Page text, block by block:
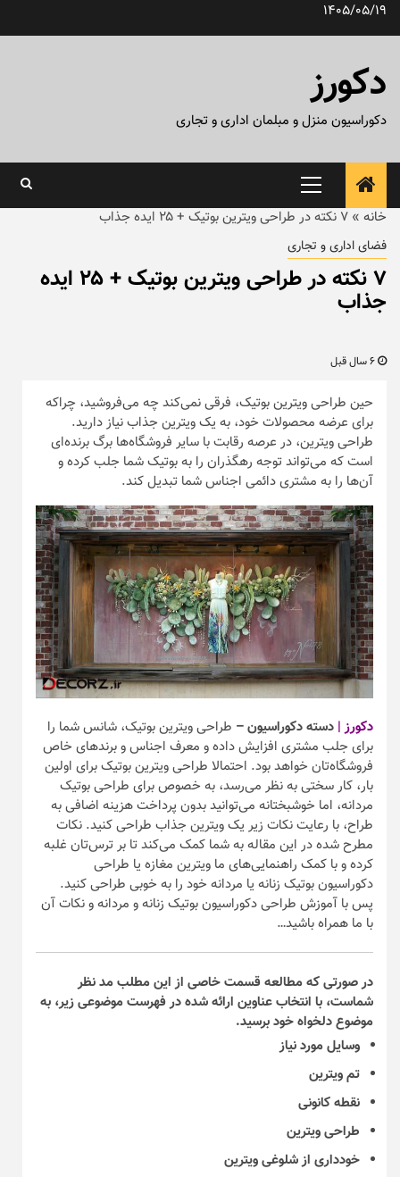
پرش1405/05/19
دکورز
دکوراسیون منزل و مبلمان اداری و تجاری
منوی
اصلی
خانه » ۷ نکته در طراحی ویترین بوتیک + ۲۵ ایده جذاب
فضای اداری و تجاری
۷ نکته در طراحی ویترین بوتیک + ۲۵ ایده
جذاب
حین طراحی ویترین بوتیک، فرقی نمی‌کند چه می‌فروشید، چراکه
برای عرضه محصولات خود، به یک ویترین جذاب نیاز دارید.
طراحی ویترین، در عرصه رقابت با سایر فروشگاه‌ها برگ برنده‌ای
است که می‌تواند توجه رهگذران را به بوتیک شما جلب کرده و
آن‌ها را به مشتری دائمی اجناس شما تبدیل کند.
دکورز |‌ دسته دکوراسیون – طراحی ویترین بوتیک، شانس شما را
برای جلب مشتری افزایش داده و معرف اجناس و برند‌های خاص
فروشگاه‌تان خواهد بود. احتمالا طراحی ویترین بوتیک برای اولین
بار، کار سختی به نظر می‌رسد، به خصوص برای طراحی بوتیک
مردانه، اما خوشبختانه می‌توانید بدون پرداخت هزینه اضافی به
طراح، با رعایت نکات زیر یک ویترین جذاب طراحی کنید. نکات
مطرح شده در این مقاله به شما کمک می‌کند تا بر ترس‌تان غلبه
کرده و با کمک راهنمایی‌های ما ویترین مغازه یا طراحی
دکوراسیون بوتیک زنانه یا مردانه خود را به خوبی طراحی کنید.
پس با آموزش طراحی دکوراسیون بوتیک زنانه و مردانه و نکات آن
با ما همراه باشید…
در صورتی که مطالعه قسمت خاصی از این مطلب مد نظر
شماست، با انتخاب عناوین ارائه شده در فهرست موضوعی زیر، به
موضوع دلخواه خود برسید.
وسایل مورد نیاز
تم ویترین
نقطه کانونی
طراحی ویترین
خودداری از شلوغی ویترین